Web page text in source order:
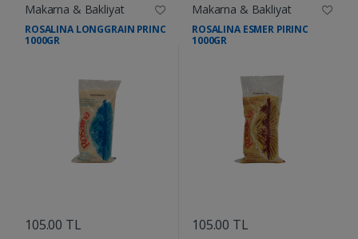
Makarna & Bakliyat
ROSALINA LONGGRAIN PRINC
1000GR
105.00 TL
Makarna & Bakliyat
ROSALINA ESMER PIRINC
1000GR
105.00 TL